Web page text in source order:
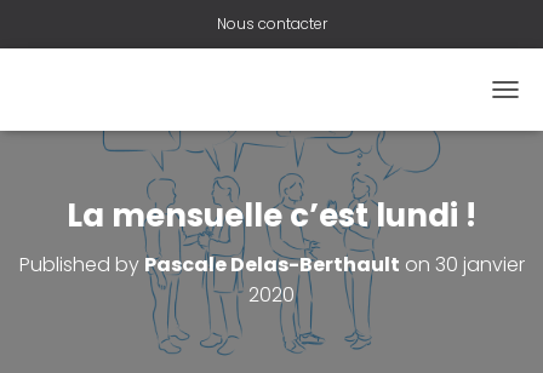
Nous contacter
U
F
La mensuelle c’est lundi !
Published by Pascale Delas-Berthault on 30 janvier
2020